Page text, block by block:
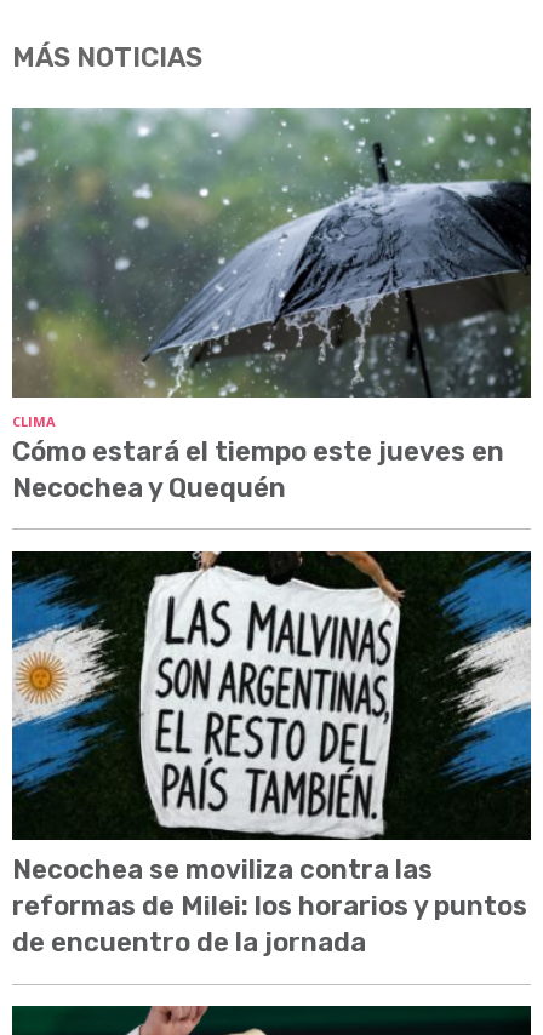
MÁS NOTICIAS
CLIMA
Cómo estará el tiempo este jueves en
Necochea y Quequén
Necochea se moviliza contra las
reformas de Milei: los horarios y puntos
de encuentro de la jornada